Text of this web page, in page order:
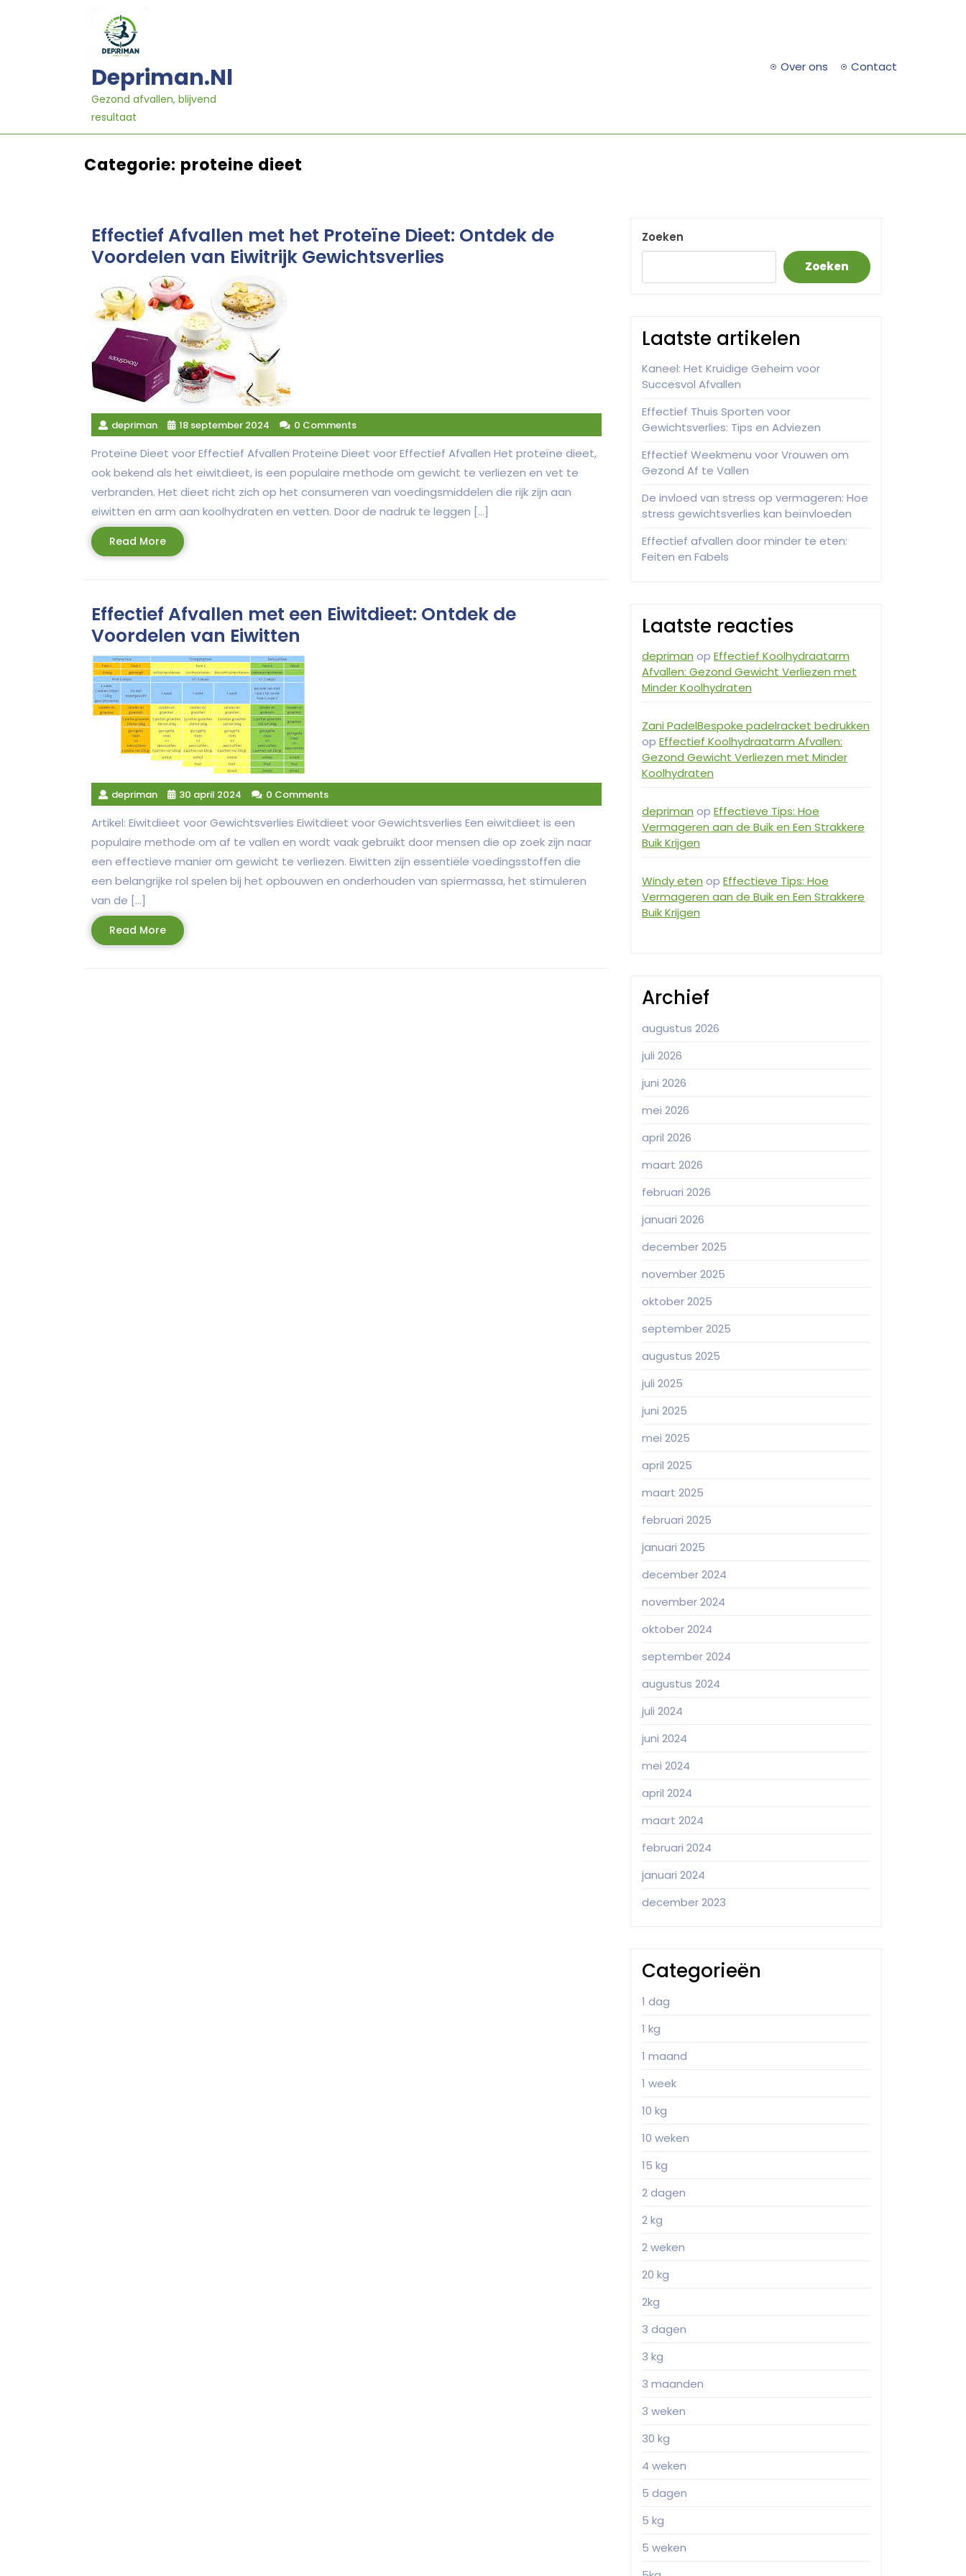
Depriman.nl
Gezond afvallen, blijvend
resultaat
Over ons Contact
Categorie: proteine dieet
Effectief Afvallen met het Proteïne Dieet: Ontdek de
Voordelen van Eiwitrijk Gewichtsverlies
depriman 18 september 2024 0 Comments
Proteïne Dieet voor Effectief Afvallen Proteïne Dieet voor Effectief Afvallen Het proteïne dieet,
ook bekend als het eiwitdieet, is een populaire methode om gewicht te verliezen en vet te
verbranden. Het dieet richt zich op het consumeren van voedingsmiddelen die rijk zijn aan
eiwitten en arm aan koolhydraten en vetten. Door de nadruk te leggen […]
Read MoreRead
More
Effectief Afvallen met een Eiwitdieet: Ontdek de
Voordelen van Eiwitten
depriman 30 april 2024 0 Comments
Artikel: Eiwitdieet voor Gewichtsverlies Eiwitdieet voor Gewichtsverlies Een eiwitdieet is een
populaire methode om af te vallen en wordt vaak gebruikt door mensen die op zoek zijn naar
een effectieve manier om gewicht te verliezen. Eiwitten zijn essentiële voedingsstoffen die
een belangrijke rol spelen bij het opbouwen en onderhouden van spiermassa, het stimuleren
van de […]
Read MoreRead
More
Zoeken
Zoeken
Laatste artikelen
Kaneel: Het Kruidige Geheim voor
Succesvol Afvallen
Effectief Thuis Sporten voor
Gewichtsverlies: Tips en Adviezen
Effectief Weekmenu voor Vrouwen om
Gezond Af te Vallen
De invloed van stress op vermageren: Hoe
stress gewichtsverlies kan beïnvloeden
Effectief afvallen door minder te eten:
Feiten en Fabels
Laatste reacties
depriman op Effectief Koolhydraatarm
Afvallen: Gezond Gewicht Verliezen met
Minder Koolhydraten
Zani PadelBespoke padelracket bedrukken
op Effectief Koolhydraatarm Afvallen:
Gezond Gewicht Verliezen met Minder
Koolhydraten
depriman op Effectieve Tips: Hoe
Vermageren aan de Buik en Een Strakkere
Buik Krijgen
Windy eten op Effectieve Tips: Hoe
Vermageren aan de Buik en Een Strakkere
Buik Krijgen
Archief
augustus 2026
juli 2026
juni 2026
mei 2026
april 2026
maart 2026
februari 2026
januari 2026
december 2025
november 2025
oktober 2025
september 2025
augustus 2025
juli 2025
juni 2025
mei 2025
april 2025
maart 2025
februari 2025
januari 2025
december 2024
november 2024
oktober 2024
september 2024
augustus 2024
juli 2024
juni 2024
mei 2024
april 2024
maart 2024
februari 2024
januari 2024
december 2023
Categorieën
1 dag
1 kg
1 maand
1 week
10 kg
10 weken
15 kg
2 dagen
2 kg
2 weken
20 kg
2kg
3 dagen
3 kg
3 maanden
3 weken
30 kg
4 weken
5 dagen
5 kg
5 weken